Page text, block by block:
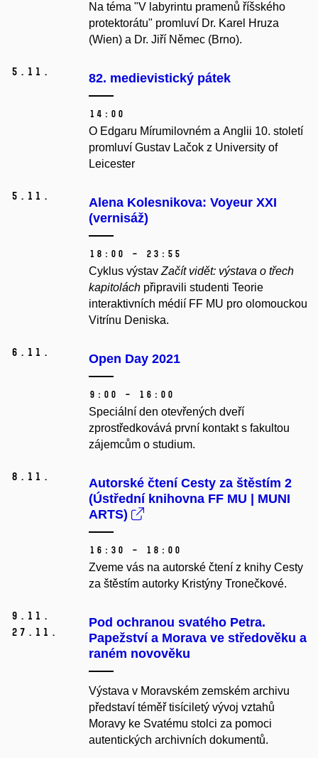
Na téma "V labyrintu pramenů říšského
protektorátu" promluví Dr. Karel Hruza
(Wien) a Dr. Jiří Němec (Brno).
5. 11. 82. medievistický pátek
14:00
O Edgaru Mírumilovném a Anglii 10. století
promluví Gustav Lačok z University of
Leicester
5. 11.
Alena Kolesnikova: Voyeur XXI
(vernisáž)
18:00 – 23:55
Cyklus výstavZačít vidět: výstava o třech
kapitolách připravili studenti Teorie
interaktivních médií FF MU pro olomouckou
Vitrínu Deniska.
6. 11. Open Day 2021
9:00 – 16:00
Speciální den otevřených dveří
zprostředkovává první kontakt s fakultou
zájemcům o studium.
8. 11.
Autorské čtení Cesty za štěstím 2
(Ústřední knihovna FF MU | MUNI
ARTS)
16:30 – 18:00
Zveme vás na autorské čtení z knihy Cesty
za štěstím autorky Kristýny Tronečkové.
9. 11.
27. 11.
Pod ochranou svatého Petra.
Papežství a Morava ve středověku a
raném novověku
Výstava v Moravském zemském archivu
představí téměř tisíciletý vývoj vztahů
Moravy ke Svatému stolci za pomoci
autentických archivních dokumentů.